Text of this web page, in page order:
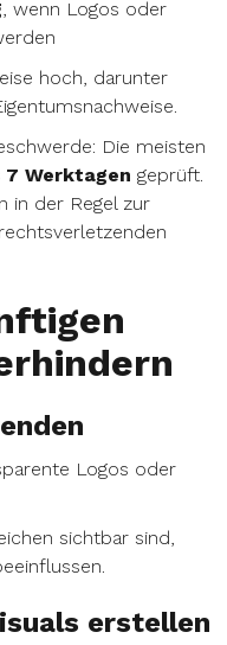
, wenn Logos oder
hoch, darunter
Die meisten
7 Werktagen geprüft.
in der Regel zur
Logos oder
sichtbar sind,
erstellen